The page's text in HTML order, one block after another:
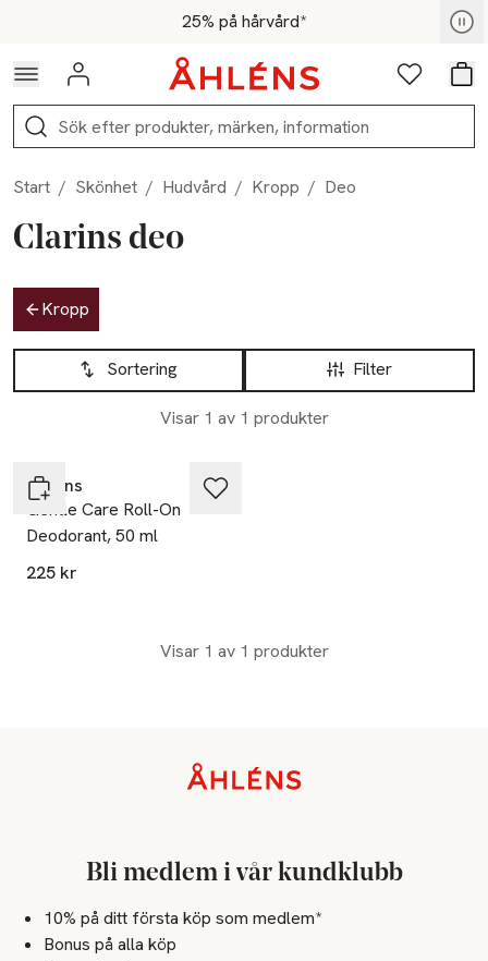
Hoppa till navigationsmenyn25% på hårvård*
För medlemmar - Shoppa nu
Logga in Favoriter
Sök
Start / Skönhet / Hudvård / Kropp / Deo
Clarins deo
Hoppa till produktsidan
Kropp
Hoppa till produktsidan
Filter
Sortering
Visar 1 av 1 produkter
Lista över produkter
Clarins
Gentle Care Roll-On
Deodorant, 50 ml
225 kr
Visar 1 av 1 produkter
Bli medlem i vår kundklubb
10% på ditt första köp som medlem*
Bonus på alla köp